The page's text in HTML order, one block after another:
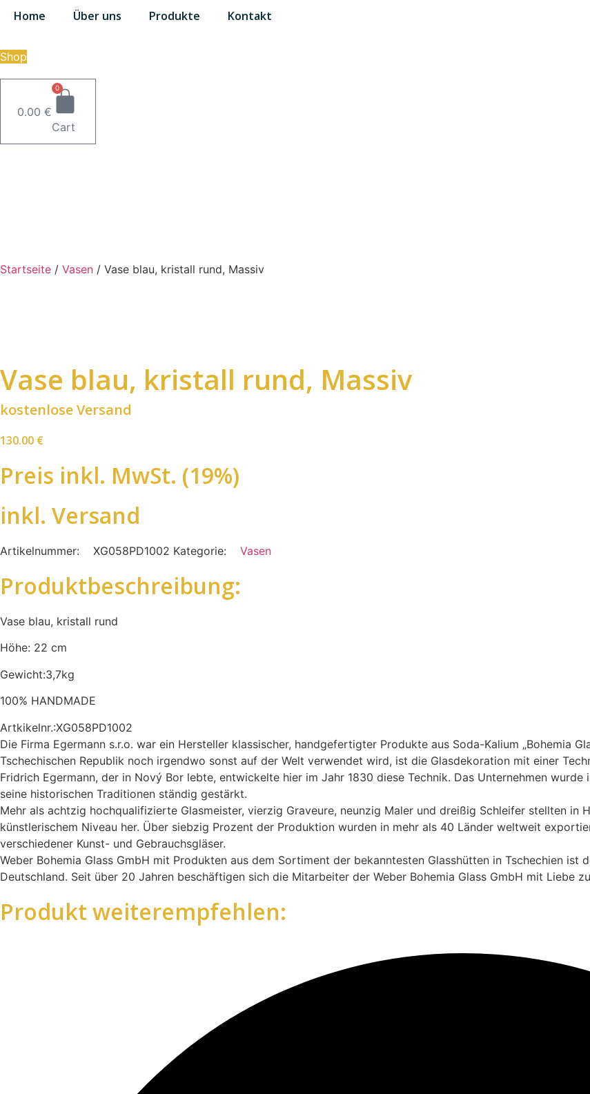
Inhalt
Home Über uns Produkte Kontakt
Shop
0.00 €
0
Cart
Startseite / Vasen / Vase blau, kristall rund, Massiv
Vase blau, kristall rund, Massiv
kostenlose Versand
130.00 €
Preis inkl. MwSt. (19%)
inkl. Versand
Artikelnummer: XG058PD1002 Kategorie: Vasen
Produktbeschreibung:
Vase blau, kristall rund
Höhe: 22 cm
Gewicht:3,7kg
100% HANDMADE
Artkikelnr.:XG058PD1002
Die Firma Egermann s.r.o. war ein Hersteller klassischer, handgefertigter Produkte aus Soda-Kalium „Bohemia
Tschechischen Republik noch irgendwo sonst auf der Welt verwendet wird, ist die Glasdekoration mit einer
Fridrich Egermann, der in Nový Bor lebte, entwickelte hier im Jahr 1830 diese Technik. Das Unternehmen
seine historischen Traditionen ständig gestärkt.
Mehr als achtzig hochqualifizierte Glasmeister, vierzig Graveure, neunzig Maler und dreißig Schleifer stellten in
künstlerischem Niveau her. Über siebzig Prozent der Produktion wurden in mehr als 40 Länder weltweit
verschiedener Kunst- und Gebrauchsgläser.
Weber Bohemia Glass GmbH mit Produkten aus dem Sortiment der bekanntesten Glasshütten in Tschechien
Deutschland. Seit über 20 Jahren beschäftigen sich die Mitarbeiter der Weber Bohemia Glass GmbH mit Liebe
Produkt weiterempfehlen: